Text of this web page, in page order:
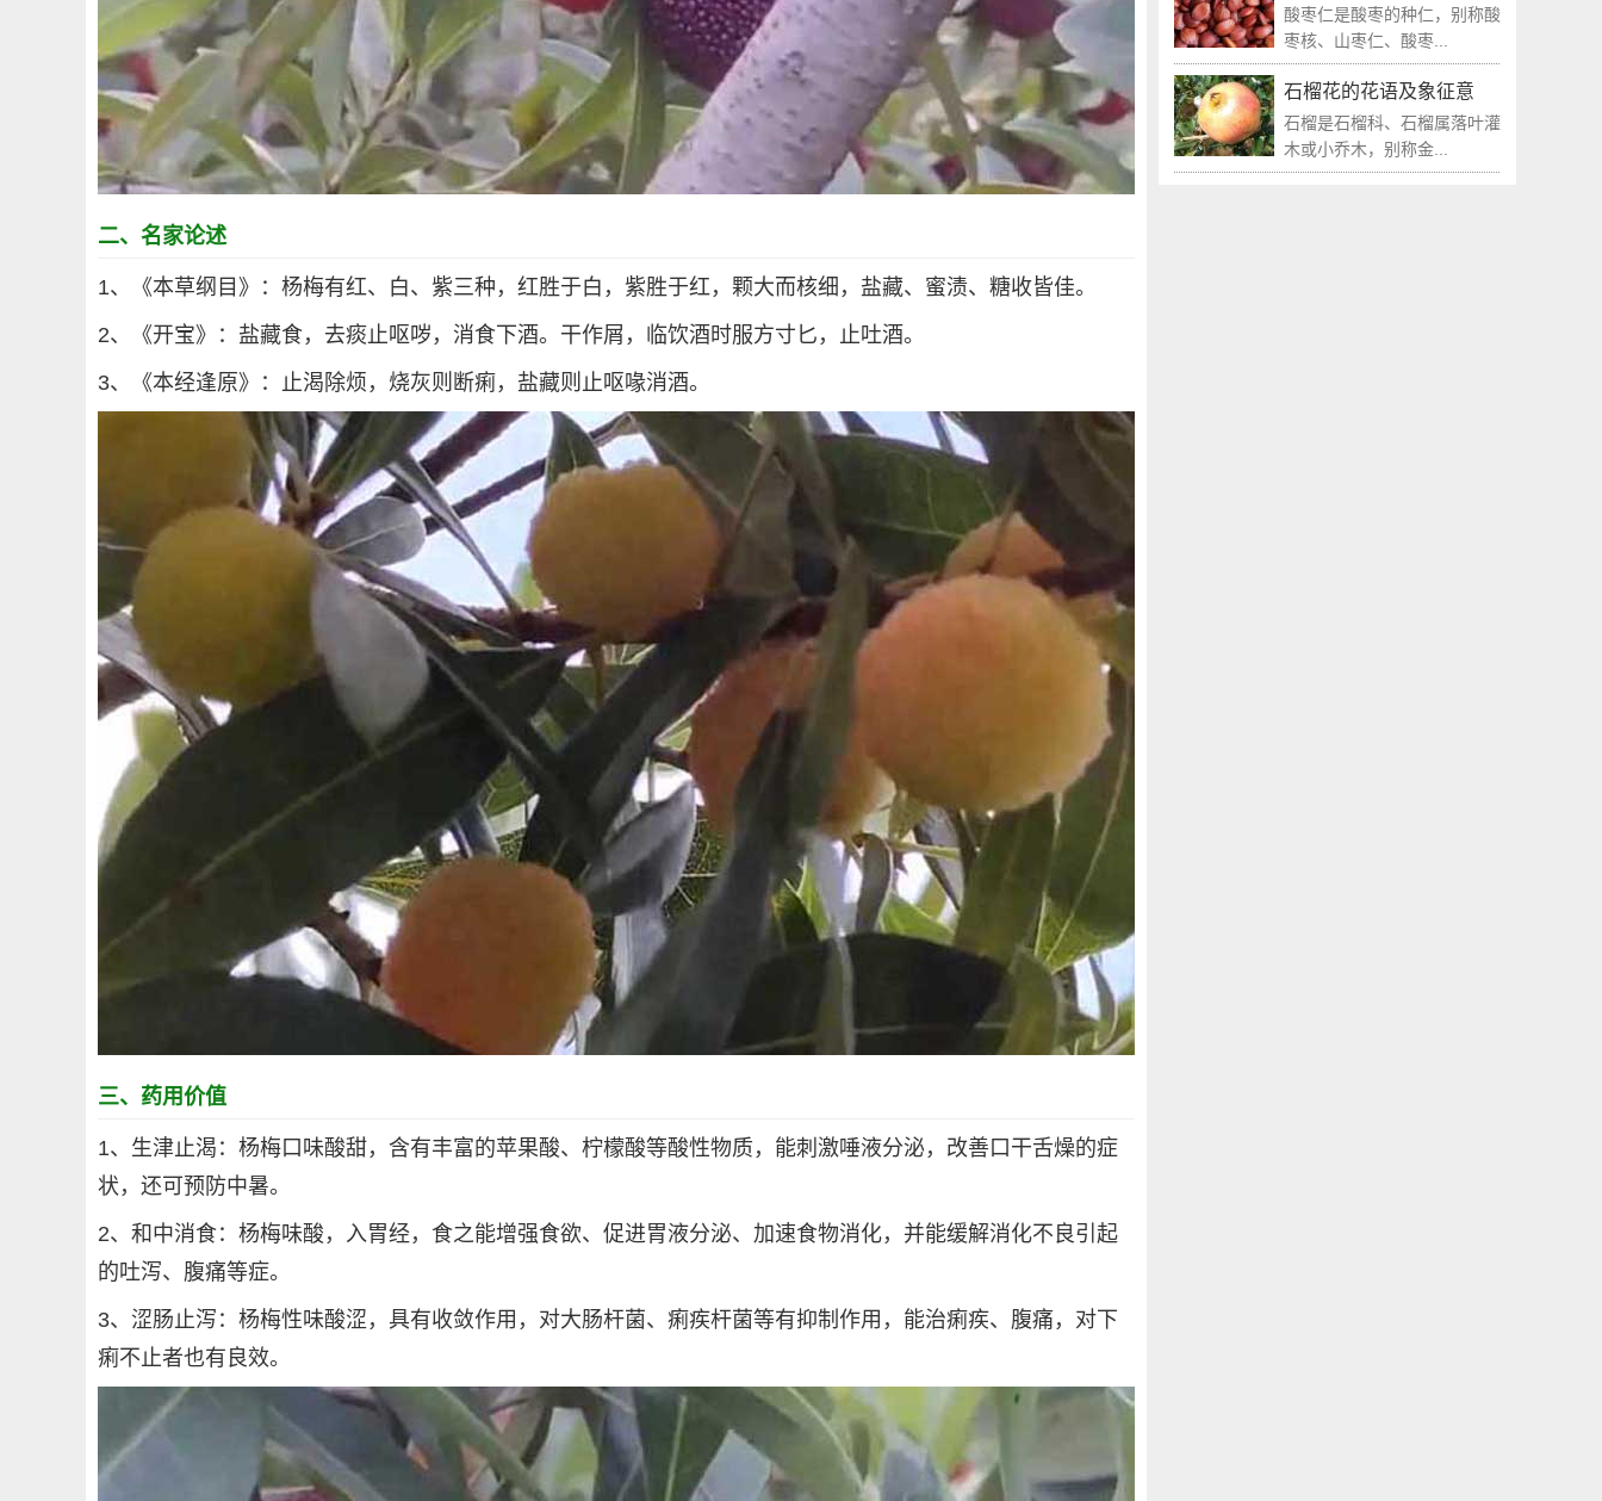
二、名家论述
1、《本草纲目》：杨梅有红、白、紫三种，红胜于白，紫胜于红，颗大而核细，盐藏、蜜渍、糖收皆佳。
2、《开宝》：盐藏食，去痰止呕哕，消食下酒。干作屑，临饮酒时服方寸匕，止吐酒。
3、《本经逢原》：止渴除烦，烧灰则断痢，盐藏则止呕喙消酒。
三、药用价值
1、生津止渴：杨梅口味酸甜，含有丰富的苹果酸、柠檬酸等酸性物质，能刺激唾液分泌，改善口干舌燥的症
状，还可预防中暑。
2、和中消食：杨梅味酸，入胃经，食之能增强食欲、促进胃液分泌、加速食物消化，并能缓解消化不良引起
的吐泻、腹痛等症。
3、涩肠止泻：杨梅性味酸涩，具有收敛作用，对大肠杆菌、痢疾杆菌等有抑制作用，能治痢疾、腹痛，对下
痢不止者也有良效。
酸枣仁是酸枣的种仁，别称酸
枣核、山枣仁、酸枣...
石榴花的花语及象征意
石榴是石榴科、石榴属落叶灌
木或小乔木，别称金...